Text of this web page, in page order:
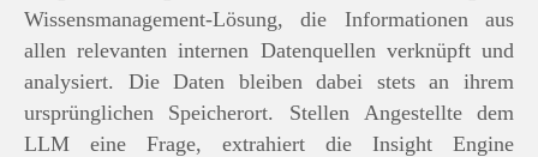
Wissensmanagement-Lösung, die Informationen aus
allen relevanten internen Datenquellen verknüpft und
analysiert. Die Daten bleiben dabei stets an ihrem
ursprünglichen Speicherort. Stellen Angestellte dem
LLM eine Frage, extrahiert die Insight Engine